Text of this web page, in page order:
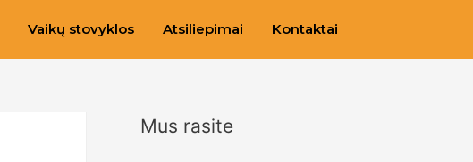
Vaikų stovyklos Atsiliepimai Kontaktai
Mus rasite